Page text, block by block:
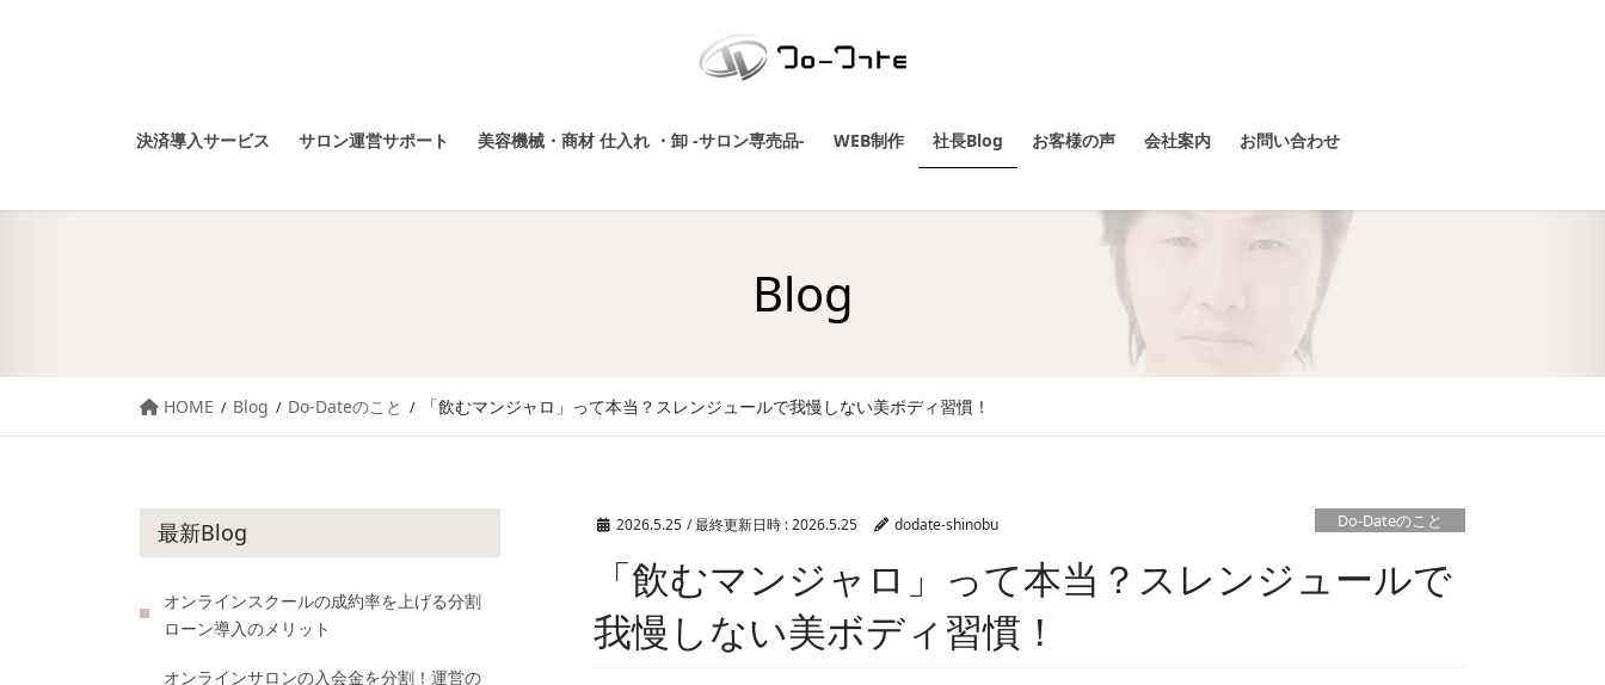
決済導入サービス サロン運営サポート 美容機械・商材 仕入れ ・卸 -サロン専売品- WEB制作 社長Blog お客様の声 会社案内 お問い合わせ
Blog
HOME Blog Do-Dateのこと 「飲むマンジャロ」って本当？スレンジュールで我慢しない美ボディ習慣！
2026.5.25 / 最終更新日時 :2026.5.25 dodate-shinobu Do-Dateのこと
「飲むマンジャロ」って本当？スレンジュールで
我慢しない美ボディ習慣！
最新Blog
オンラインスクールの成約率を上げる分割
ローン導入のメリット
オンラインサロンの入会金を分割！運営の